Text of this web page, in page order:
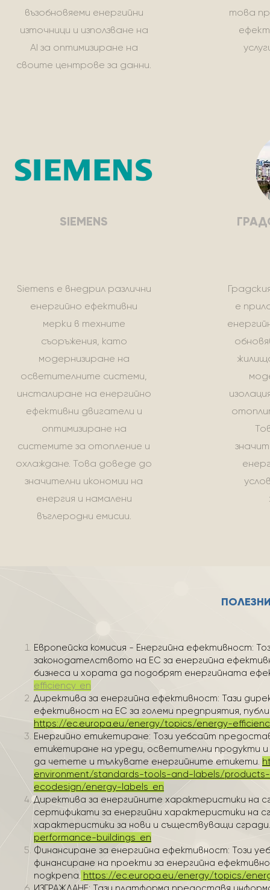
възобновяеми енергийни
източници и използване на
AI за оптимизиране на
своите центрове за данни.
това
SIEMENS
Siemens е внедрил различни
енергийно ефективни
мерки в техните
съоръжения, като
модернизиране на
осветителните системи,
инсталиране на енергийно
ефективни двигатели и
оптимизиране на
системите за отопление и
охлаждане. Това доведе до
значителни икономии на
енергия и намалени
въглеродни емисии.
е
Европейска комисия - Енергийна ефективност:
законодателството на ЕС за енергийна
бизнеса и хората да подобрят енергийната
efficiency_en
Директива за енергийна ефективност: Тази
ефективност на ЕС за големи предприятия,
https://ec.europa.eu/energy/topics/energy-
Енергийно етикетиране: Този уебсайт
етикетиране на уреди, осветителни продукти и
да четете и тълкувате енергийните етикети.
environment/standards-tools-and-labels/
ecodesign/energy-labels_en
Директива за енергийните характеристики на
сертификати за енергийни характеристики на
характеристики за нови и съществуващи
performance-buildings_en
Финансиране за енергийна ефективност: Този
финансиране на проекти за енергийна
подкрепа. https://ec.europa.eu/energy/topics/